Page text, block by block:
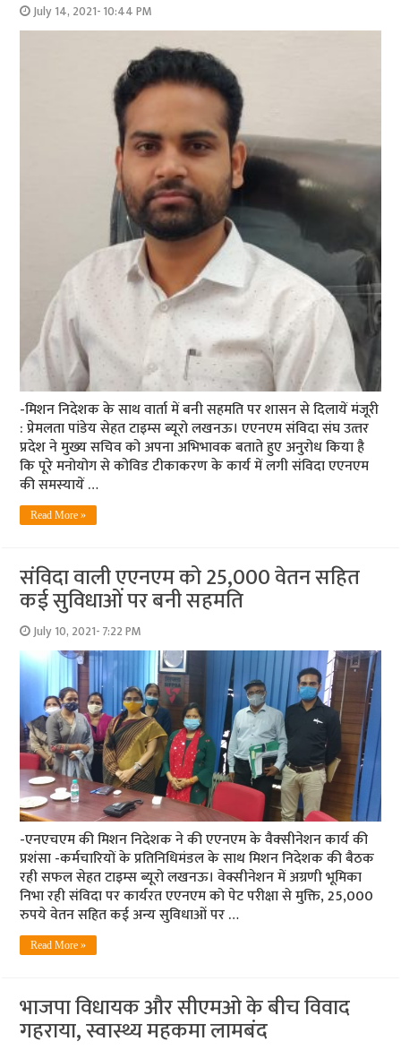
July 14, 2021- 10:44 PM
-मिशन निदेशक के साथ वार्ता में बनी सहमति पर शासन से दिलायें मंजूरी
: प्रेमलता पांडेय सेहत टाइम्‍स ब्‍यूरो लखनऊ। एएनएम संविदा संघ उत्‍तर
प्रदेश ने मुख्‍य सचिव को अपना अभिभावक बताते हुए अनुरोध किया है
कि पूरे मनोयोग से कोविड टीकाकरण के कार्य में लगी संविदा एएनएम
की समस्‍यायें …
Read More »
संविदा वाली एएनएम को 25,000 वेतन सहित
कई सुविधाओं पर बनी सहमति
July 10, 2021- 7:22 PM
-एनएचएम की मिशन निदेशक ने की एएनएम के वैक्‍सीनेशन कार्य की
प्रशंसा -कर्मचारियों के प्रतिनिधिमंडल के साथ मिशन‍ निदेशक की बैठक
रही सफल सेहत टाइम्‍स ब्‍यूरो लखनऊ। वेक्सीनेशन में अग्रणी भूमिका
निभा रही संविदा पर कार्यरत एएनएम को पेट परीक्षा से मुक्ति, 25,000
रुपये वेतन सहित कई अन्‍य सुविधाओं पर …
Read More »
भाजपा विधायक और सीएमओ के बीच विवाद
गहराया, स्वास्थ्य महकमा लामबंद